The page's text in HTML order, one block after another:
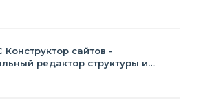
Конструктор сайтов -
редактор структуры и